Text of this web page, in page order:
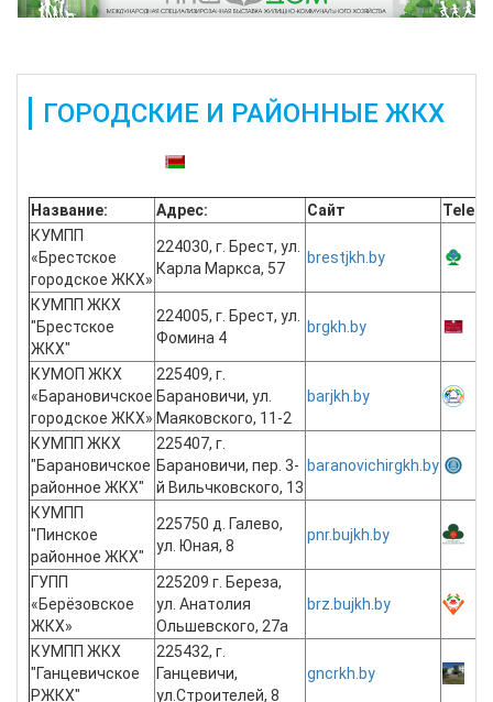
ГОРОДСКИЕ И РАЙОННЫЕ ЖКХ
Также доступны:
Название: Адрес: Сайт
КУМПП
«Брестское
городское ЖКХ»
224030, г. Брест, ул.
Карла Маркса, 57
brestjkh.by
КУМПП ЖКХ
"Брестское
ЖКХ"
224005, г. Брест, ул.
Фомина 4
brgkh.by
КУМОП ЖКХ
«Барановичское
городское ЖКХ»
225409, г.
Барановичи, ул.
Маяковского, 11-2
barjkh.by
КУМПП ЖКХ
"Барановичское
районное ЖКХ"
225407, г.
Барановичи, пер. 3-
й Вильчковского, 13
baranovichirgkh.by
КУМПП
"Пинское
районное ЖКХ"
225750 д. Галево,
ул. Юная, 8
pnr.bujkh.by
ГУПП
«Берёзовское
ЖКХ»
225209 г. Береза,
ул. Анатолия
Ольшевского, 27а
brz.bujkh.by
КУМПП ЖКХ
"Ганцевичское
РЖКХ"
225432, г.
Ганцевичи,
ул.Строителей, 8
gncrkh.by